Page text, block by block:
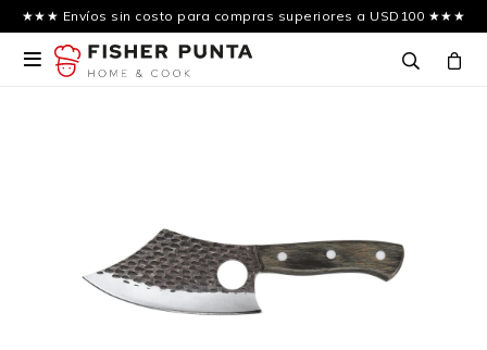
★★★ Envíos sin costo para compras superiores a USD100 ★★★
